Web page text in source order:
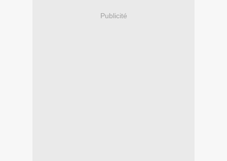
Publicité